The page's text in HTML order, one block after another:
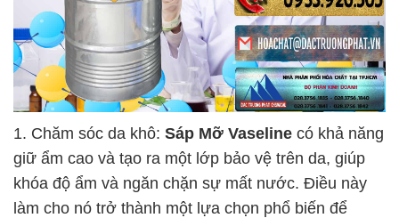
1. Chăm sóc da khô: Sáp Mỡ Vaseline có khả năng
giữ ẩm cao và tạo ra một lớp bảo vệ trên da, giúp
khóa độ ẩm và ngăn chặn sự mất nước. Điều này
làm cho nó trở thành một lựa chọn phổ biến để